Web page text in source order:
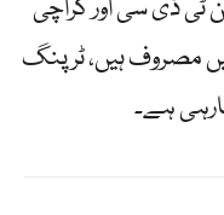
ٹی ڈی سی اور کراچی
مصروف ہیں، ٹرپنگ
ہے۔